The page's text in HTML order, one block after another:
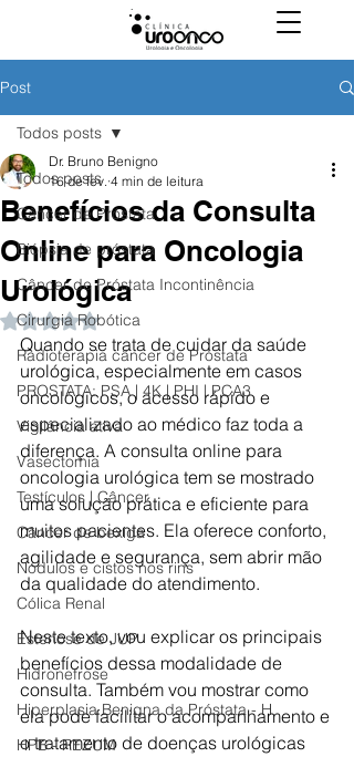
Post
Todos posts
Câncer de Próstata
Biópsia de próstata
Câncer de Próstata Incontinência
Cirurgia Robótica
Radioterapia câncer de Próstata
PROSTATA: PSA | 4K | PHI | PCA3
Vigilância ativa
Vasectomia
Testículos | Câncer
Câncer de bexiga
Nódulos e cistos nos rins
Cólica Renal
Estenose de JUP
Hidronefrose
Hiperplasia Benigna da Próstata - H
HPB - REZUM
Todos posts
Benefícios da Consulta
Online para Oncologia
Urológica
Dr. Bruno Benigno
16 de fev. 4 min de leitura
Avaliado com NaN de 5 estrelas.
Quando se trata de cuidar da saúde
urológica, especialmente em casos
oncológicos, o acesso rápido e
especializado ao médico faz toda a
diferença. A consulta online para
oncologia urológica tem se mostrado
uma solução prática e eficiente para
muitos pacientes. Ela oferece conforto,
agilidade e segurança, sem abrir mão
da qualidade do atendimento.
Neste texto, vou explicar os principais
benefícios dessa modalidade de
consulta. Também vou mostrar como
ela pode facilitar o acompanhamento e
o tratamento de doenças urológicas